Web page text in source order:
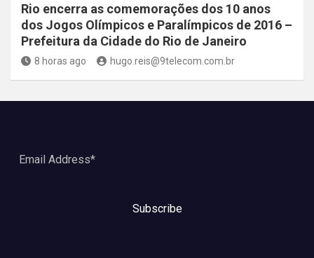
Rio encerra as comemorações dos 10 anos
dos Jogos Olímpicos e Paralímpicos de 2016 –
Prefeitura da Cidade do Rio de Janeiro
8 horas ago hugo.reis@9telecom.com.br
Subscribe